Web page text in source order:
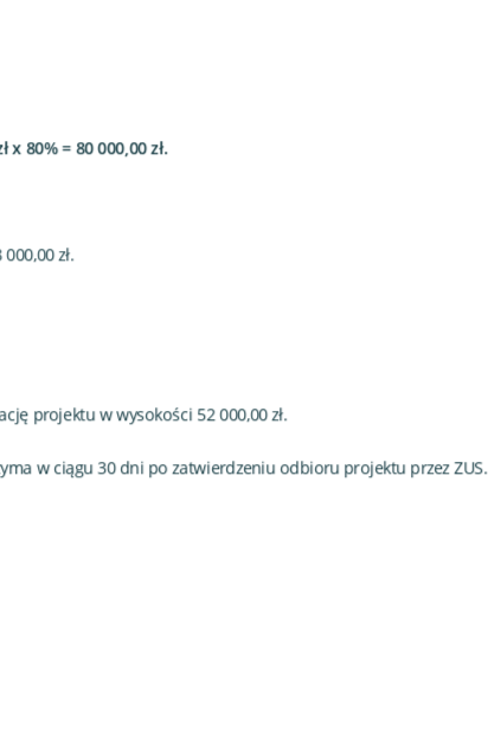
80% = 80 000,00 zł.
zł.
projektu w wysokości 52 000,00 zł.
w ciągu 30 dni po zatwierdzeniu odbioru projektu przez ZUS.